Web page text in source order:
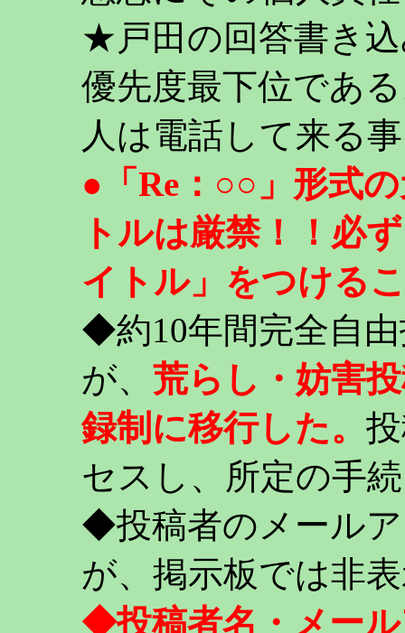
★戸田の回答書き
優先度最下位であ
人は電話して来る
●「Re：○○」形式
トルは厳禁！！必
イトル」をつける
◆約10年間完全自
が、 荒らし・妨害
録制に移行した。
セスし、所定の手
◆投稿者のメール
が、掲示板では非
◆投稿者名・メー